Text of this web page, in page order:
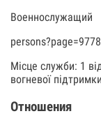
Военнослужащий
persons?page=9778
Місце служби: 1
вогневої
Отношения